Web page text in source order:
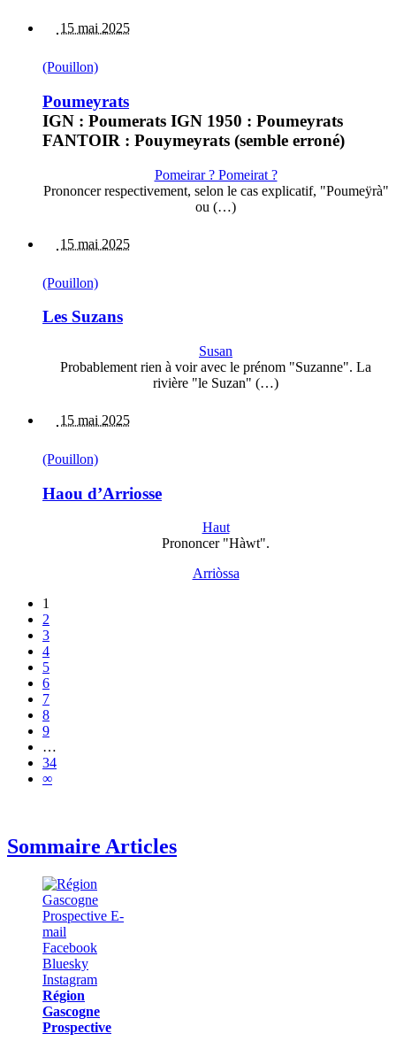
15 mai 2025
(Pouillon)
Poumeyrats
IGN : Poumerats IGN 1950 : Poumeyrats
FANTOIR : Pouymeyrats (semble erroné)
Pomeirar ? Pomeirat ?
Prononcer respectivement, selon le cas explicatif, "Poumeÿrà"
ou (…)
15 mai 2025
(Pouillon)
Les Suzans
Susan
Probablement rien à voir avec le prénom "Suzanne". La
rivière "le Suzan" (…)
15 mai 2025
(Pouillon)
Haou d’Arriosse
Haut
Prononcer "Hàwt".
Arriòssa
1
2
3
4
5
6
7
8
9
…
34
∞
Sommaire Articles
Région
Gascogne
Prospective